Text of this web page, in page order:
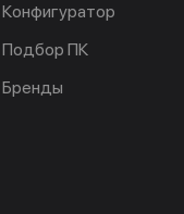
Конфигуратор
Подбор ПК
Бренды